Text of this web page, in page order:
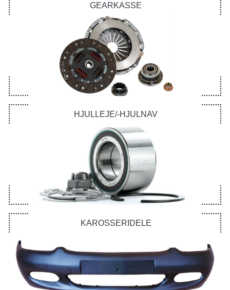
GEARKASSE
HJULLEJE/-HJULNAV
KAROSSERIDELE